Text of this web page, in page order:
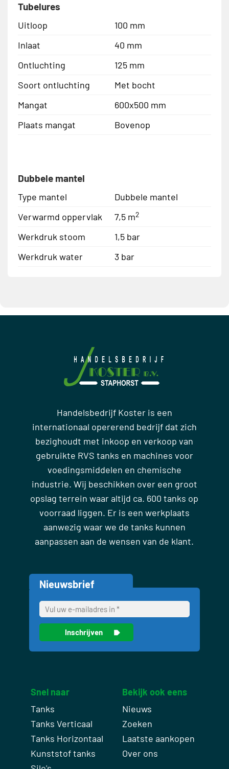
Tubelures
Uitloop
100 mm
Inlaat
40 mm
Ontluchting
125 mm
Soort ontluchting
Met bocht
Mangat
600x500 mm
Plaats mangat
Bovenop
Dubbele mantel
Type mantel
Dubbele mantel
Verwarmd oppervlak
7,5 m2
Werkdruk stoom
1,5 bar
Werkdruk water
3 bar
Handelsbedrijf Koster is een
internationaal opererend bedrijf dat zich
bezighoudt met inkoop en verkoop van
gebruikte RVS tanks en machines voor
voedingsmiddelen en chemische
industrie. Wij beschikken over een groot
opslag terrein waar altijd ca. 600 tanks op
voorraad liggen. Er is een werkplaats
aanwezig waar we de tanks kunnen
aanpassen aan de wensen van de klant.
Nieuwsbrief
Snel naar
Tanks
Tanks Verticaal
Tanks Horizontaal
Kunststof tanks
Bekijk ook eens
Nieuws
Zoeken
Laatste aankopen
Over ons